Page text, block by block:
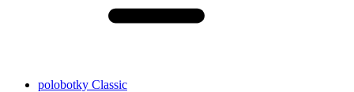
polobotky Classic